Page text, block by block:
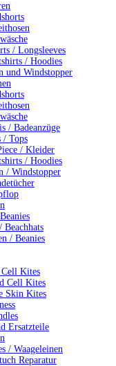
/ Longsleeves
/ Hoodies
und Windstopper
/ Badeanzüge
/ Tops
/ Kleider
/ Hoodies
/ Windstopper
Beachhats
/ Beanies
Cell Kites
Cell Kites
Skin Kites
Ersatzteile
/ Waageleinen
Reparatur